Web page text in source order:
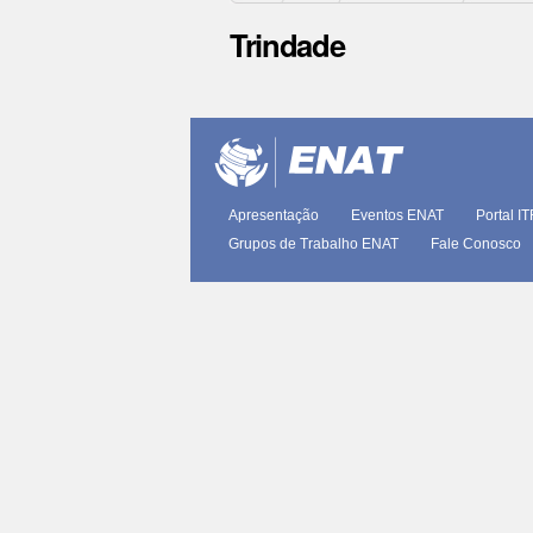
Trindade
documento
Apresentação Eventos ENAT Portal
Grupos de Trabalho ENAT
Fale Conosco